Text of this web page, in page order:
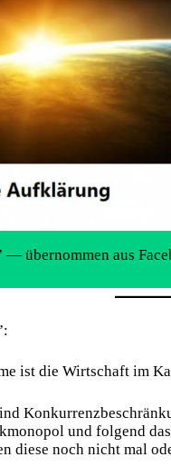
übernommen aus
ist die Wirtschaft im
und folgend
diese noch nicht mal